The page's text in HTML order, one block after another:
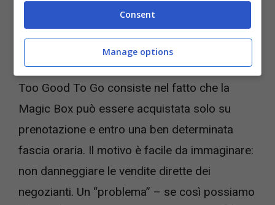
, confezionandoli anche all’interno di
pratiche Magic Box.
L’unico inconveniente – ma comprensibile – di
Too Good To Go consiste nel fatto che la
Magic Box può essere acquistata solo su
prenotazione e entro una ben determinata
fascia oraria. Il motivo è facile da immaginare:
non danneggiare le vendite dirette dei
negozianti. Un “problema” – se così possiamo
Consent
Manage options